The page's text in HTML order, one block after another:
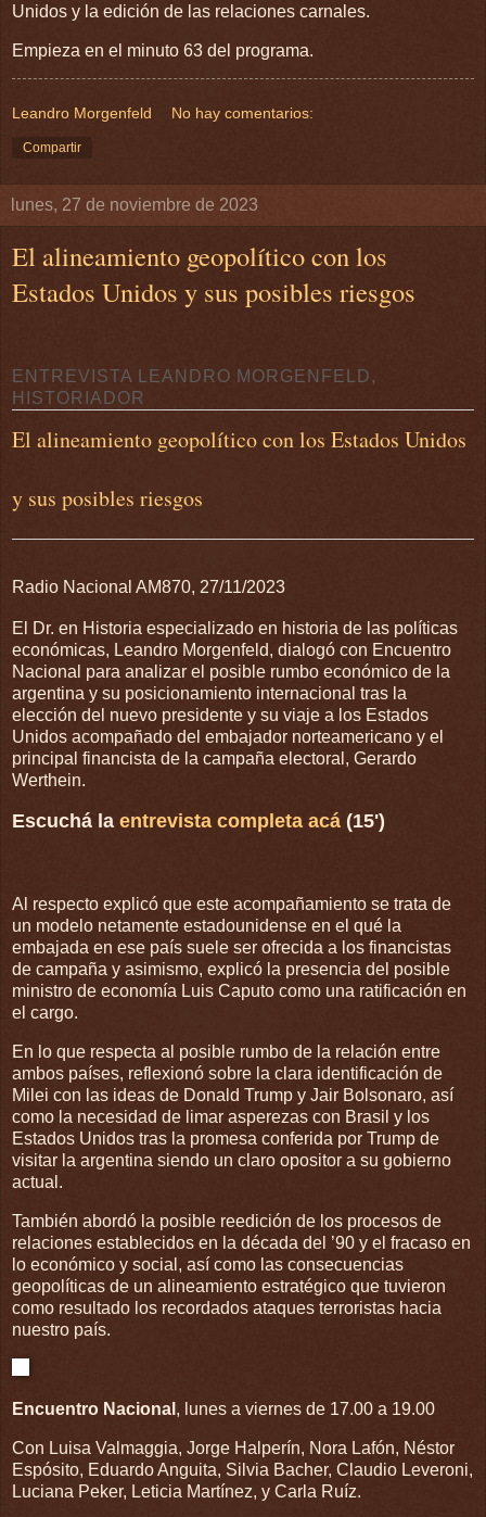
Unidos y la edición de las relaciones carnales.
Empieza en el minuto 63 del programa.
Leandro Morgenfeld No hay comentarios:
Compartir
lunes, 27 de noviembre de 2023
El alineamiento geopolítico con los
Estados Unidos y sus posibles riesgos
ENTREVISTA LEANDRO MORGENFELD,
HISTORIADOR
El alineamiento geopolítico con los Estados Unidos
y sus posibles riesgos
Radio Nacional AM870, 27/11/2023
El Dr. en Historia especializado en historia de las políticas
económicas, Leandro Morgenfeld, dialogó con Encuentro
Nacional para analizar el posible rumbo económico de la
argentina y su posicionamiento internacional tras la
elección del nuevo presidente y su viaje a los Estados
Unidos acompañado del embajador norteamericano y el
principal financista de la campaña electoral, Gerardo
Werthein.
Escuchá la entrevista completa acá (15')
Al respecto explicó que este acompañamiento se trata de
un modelo netamente estadounidense en el qué la
embajada en ese país suele ser ofrecida a los financistas
de campaña y asimismo, explicó la presencia del posible
ministro de economía Luis Caputo como una ratificación en
el cargo.
En lo que respecta al posible rumbo de la relación entre
ambos países, reflexionó sobre la clara identificación de
Milei con las ideas de Donald Trump y Jair Bolsonaro, así
como la necesidad de limar asperezas con Brasil y los
Estados Unidos tras la promesa conferida por Trump de
visitar la argentina siendo un claro opositor a su gobierno
actual.
También abordó la posible reedición de los procesos de
relaciones establecidos en la década del ’90 y el fracaso en
lo económico y social, así como las consecuencias
geopolíticas de un alineamiento estratégico que tuvieron
como resultado los recordados ataques terroristas hacia
nuestro país.
Encuentro Nacional , lunes a viernes de 17.00 a 19.00
Con Luisa Valmaggia, Jorge Halperín, Nora Lafón, Néstor
Espósito, Eduardo Anguita, Silvia Bacher, Claudio Leveroni,
Luciana Peker, Leticia Martínez, y Carla Ruíz.